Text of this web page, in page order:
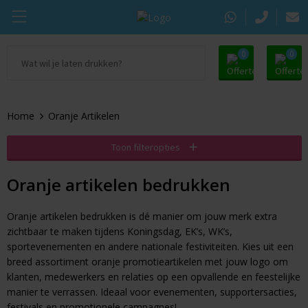
0 0
Chocolade
Kauwgom
Koekjes
Snacks
Snoeppotten
Alle promosupply
Oranje artikelen
Dag van de Zorg
Door de Brievenbus
Beurs
Pasen
Sinterklaas
Sportlife
Pringles
Tic Tac
Autodrop
Dextro Energie
Home Oranje Artikelen
Toon filteropties
Oranje artikelen bedrukken
Oranje artikelen bedrukken is dé manier om jouw merk extra
zichtbaar te maken tijdens Koningsdag, EK’s, WK’s,
sportevenementen en andere nationale festiviteiten. Kies uit een
breed assortiment oranje promotieartikelen met jouw logo om
klanten, medewerkers en relaties op een opvallende en feestelijke
manier te verrassen. Ideaal voor evenementen, supportersacties,